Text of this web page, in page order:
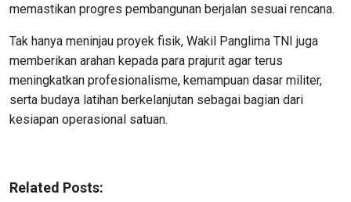
memastikan progres pembangunan berjalan sesuai rencana.
Tak hanya meninjau proyek fisik, Wakil Panglima TNI juga
memberikan arahan kepada para prajurit agar terus
meningkatkan profesionalisme, kemampuan dasar militer,
serta budaya latihan berkelanjutan sebagai bagian dari
kesiapan operasional satuan.
Related Posts: